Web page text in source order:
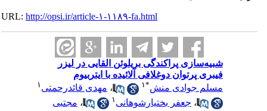
URL:http://opsi.ir/article-۱-۱۱۸۹-fa.html
شبیه‌سازی پراکندگی بریلوئن القایی در لیزر
فیبری پرتوان دوغلافی آلائیده با ایتربیوم
مسلم جوادی منش* ۱ ،مهدی قائدرحمتی
،جعفر بختیارشوهانی ،مجتبی